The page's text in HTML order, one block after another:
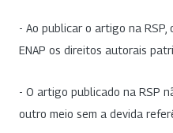
- Ao publicar o artigo na
ENAP os direitos autorais
- O artigo publicado na RSP
outro meio sem a devida